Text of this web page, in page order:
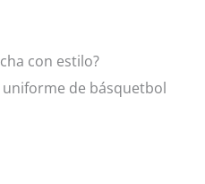
con estilo?
uniforme de básquetbol